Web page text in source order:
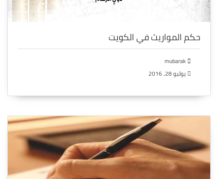
حكم المواريث في الكويت
يوليو 28, 2016